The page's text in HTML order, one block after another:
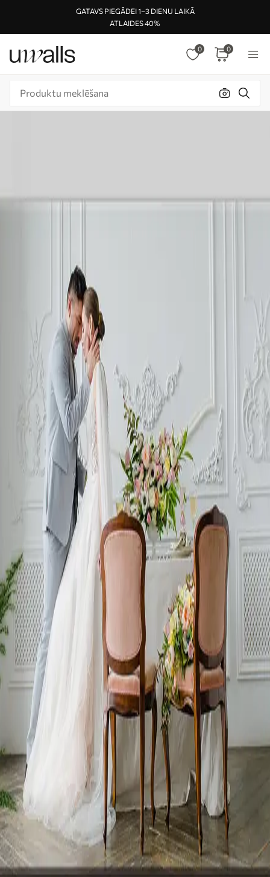
GATAVS PIEGĀDEI 1–3 DIENU LAIKĀ
ATLAIDES 40%
0 0